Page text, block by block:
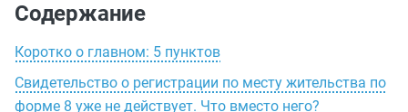
Содержание
Коротко о главном: 5 пунктов
Свидетельство о регистрации по месту жительства по
форме 8 уже не действует. Что вместо него?